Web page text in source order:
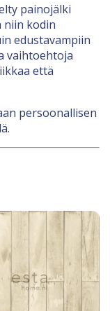
painojälki
niin kodin
edustavampiin
vaihtoehtoja
että
persoonallisen